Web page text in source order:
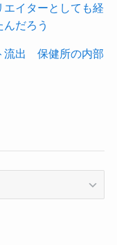
イターとしても経
だろう
流出 保健所の内部